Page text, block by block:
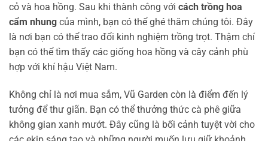
cỏ và hoa hồng. Sau khi thành công với cách trồng hoa
cẩm nhung của mình, bạn có thể ghé thăm chúng tôi. Đây
là nơi bạn có thể trao đổi kinh nghiệm trồng trọt. Thậm chí
bạn có thể tìm thấy các giống hoa hồng và cây cảnh phù
hợp với khí hậu Việt Nam.
Không chỉ là nơi mua sắm, Vũ Garden còn là điểm đến lý
tưởng để thư giãn. Bạn có thể thưởng thức cà phê giữa
không gian xanh mướt. Đây cũng là bối cảnh tuyệt vời cho